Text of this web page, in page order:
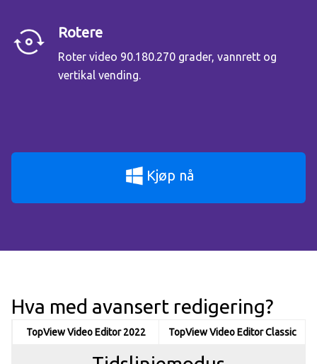
Rotere
Roter video 90.180.270 grader, vannrett og
vertikal vending.
Kjøp nå
Hva med avansert redigering?
TopView Video Editor 2022 TopView Video Editor Classic